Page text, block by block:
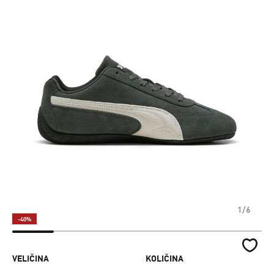
1/6
-40%
VELIČINA KOLIČINA